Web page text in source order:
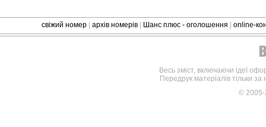
свіжий номер архів номерів Шанс плюс - оголошення online-
Весь зміст, включаючи ідеї
Передрук матеріалів тільки
©